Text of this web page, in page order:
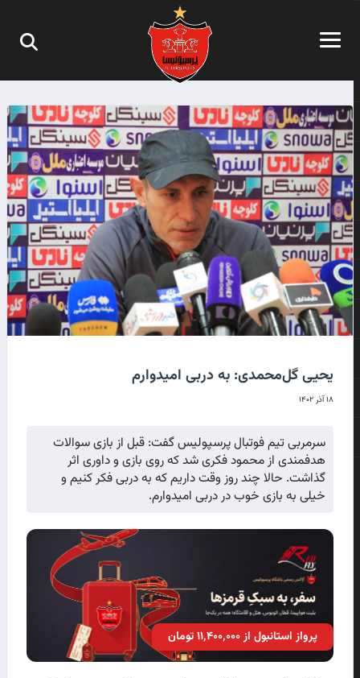
یحیی گل‌محمدی: به دربی امیدوارم
۱۸ آذر ۱۴۰۲
سرمربی تیم فوتبال پرسپولیس گفت: قبل از بازی سوالات
هدفمندی از محمود فکری شد که روی بازی و داوری اثر
گذاشت. حالا چند روز وقت داریم که به دربی فکر کنیم و
خیلی به بازی خوب در دربی امیدوارم.
پرواز استانبول از ۱۱٬۴۰۰٬۰۰۰ تومان